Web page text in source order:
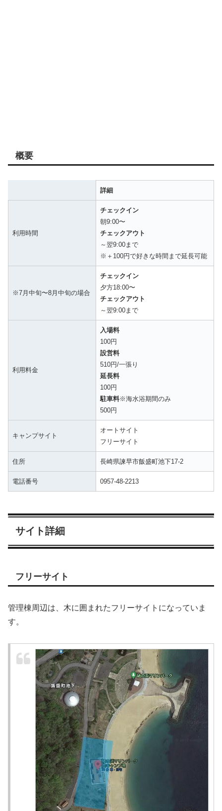
概要
詳細
利用時間
チェックイン
朝9:00〜
チェックアウト
～翌9:00まで
※＋100円で好きな時間まで延長可能
※7月中旬〜8月中旬の場合
チェックイン
夕方18:00〜
チェックアウト
～翌9:00まで
利用料金
入場料
100円
設営料
510円/一張り
延長料
100円
駐車料※海水浴期間のみ
500円
キャンプサイト
オートサイト
フリーサイト
住所 長崎県諫早市飯盛町池下17-2
電話番号 0957-48-2213
サイト詳細
フリーサイト
管理棟周辺は、木に囲まれたフリーサイトになっていま
す。